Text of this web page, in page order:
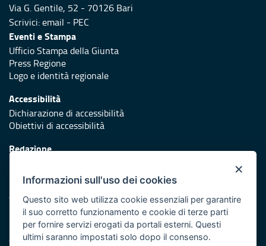
Via G. Gentile, 52 - 70126 Bari
Scrivici:email - PEC
Eventi e Stampa
Ufficio Stampa della Giunta
Press Regione
Logo e identità regionale
Accessibilità
Dichiarazione di accessibilità
Obiettivi di accessibilità
Redazione
Protezione civile
Vai al sito di Protezione Civile Puglia
Iniziativa finanziata con risorse del POR Puglia 2014/2020 -
Asse XI
×
Informazioni sull'uso dei cookies
Questo sito web utilizza cookie essenziali per garantire
il suo corretto funzionamento e cookie di terze parti
per fornire servizi erogati da portali esterni. Questi
ultimi saranno impostati solo dopo il consenso.